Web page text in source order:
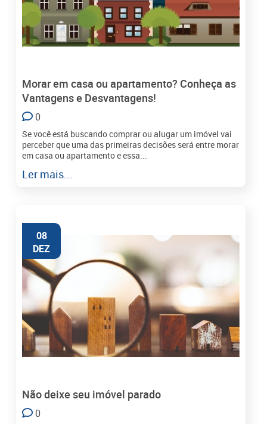
Morar em casa ou apartamento? Conheça as
Vantagens e Desvantagens!
0
Se você está buscando comprar ou alugar um imóvel vai
perceber que uma das primeiras decisões será entre morar
em casa ou apartamento e essa...
Ler mais...
08
DEZ
Não deixe seu imóvel parado
0